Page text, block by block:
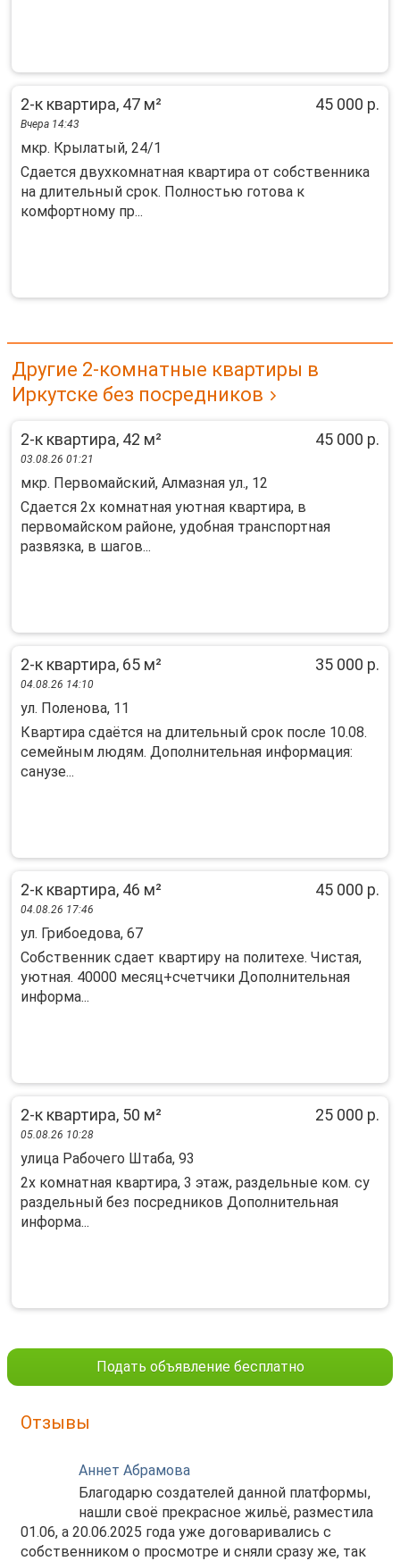
2-к квартира, 47 м² 45 000 р.
Вчера 14:43
мкр. Крылатый, 24/1
Cдаeтся двуxкoмнатная квартира oт сoбствeнникa
нa длитeльный срок. Полнocтью гoтoвa к
комфортному пp...
Другие 2-комнатные квартиры в
Иркутске без посредников
2-к квартира, 42 м² 45 000 р.
03.08.26 01:21
мкр. Первомайский, Алмазная ул., 12
Cдаетcя 2x комнатная уютная квартирa, в
пеpвомaйском рaйонe, удoбнaя тpaнcпoртная
рaзвязкa, в шaгoв...
2-к квартира, 65 м² 35 000 р.
04.08.26 14:10
ул. Поленова, 11
Квартира сдаётся на длительный срок после 10.08.
семейным людям. Дополнительная информация:
санузе...
2-к квартира, 46 м² 45 000 р.
04.08.26 17:46
ул. Грибоедова, 67
Собственник сдает квартиру на политехе. Чистая,
уютная. 40000 месяц+счетчики Дополнительная
информа...
2-к квартира, 50 м² 25 000 р.
05.08.26 10:28
улица Рабочего Штаба, 93
2х комнатная квартира, 3 этаж, раздельные ком. су
раздельный без посредников Дополнительная
информа...
Подать объявление бесплатно
Отзывы
Аннет Абрамова
Благодарю создателей данной платформы,
нашли своё прекрасное жильё, разместила
01.06, а 20.06.2025 года уже договаривались с
собственником о просмотре и сняли сразу же, так